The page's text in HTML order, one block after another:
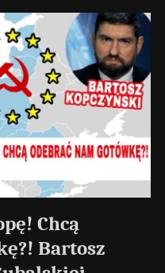
Chcą
Bartosz